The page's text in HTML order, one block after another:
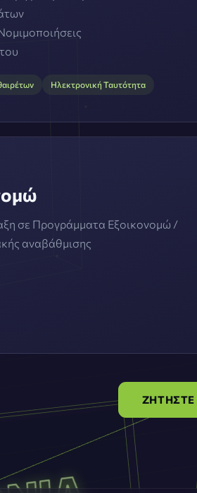
Ηλεκτρονική Ταυτότητα
σε Προγράμματα Εξοικονομώ /
αναβάθμισης
ΖΗΤΗΣΤΕ